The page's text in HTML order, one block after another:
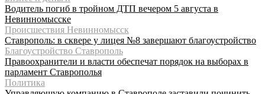
Водитель погиб в тройном ДТП вечером 5 августа в
Невинномысске
Происшествия Невинномысск
Ставрополь: в сквере у лицея №8 завершают благоустройство
Благоустройство Ставрополь
Правоохранители и власти обеспечат порядок на выборах в
парламент Ставрополья
Политика